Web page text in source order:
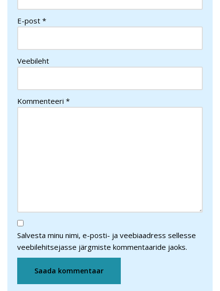
E-post *
Veebileht
Kommenteeri *
Salvesta minu nimi, e-posti- ja veebiaadress sellesse
veebilehitsejasse järgmiste kommentaaride jaoks.